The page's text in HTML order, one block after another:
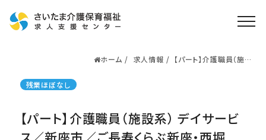
求人検索
資格取得なら
さいたま介護アカデミー
ホーム 求人情報
【パート】介護職員（施設
残業ほぼなし
【パート】介護職員（施設系） デイサービ